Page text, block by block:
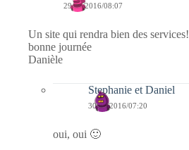
29/11/2016/08:07
Un site qui rendra bien des services!
bonne journée
Danièle
Stephanie et Daniel
30/11/2016/07:20
oui, oui 🙂